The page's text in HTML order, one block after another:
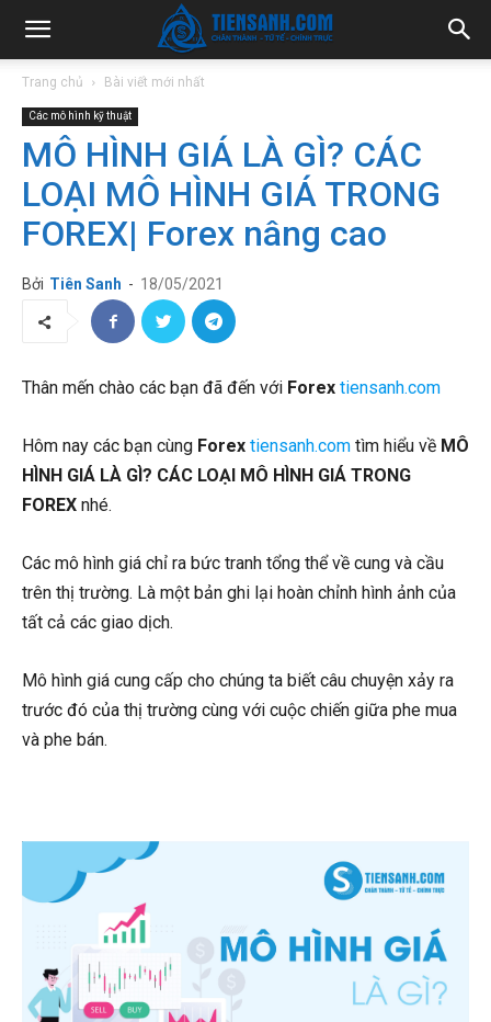
Trang chủ Bài viết mới nhất
Các mô hình kỹ thuật
MÔ HÌNH GIÁ LÀ GÌ? CÁC
LOẠI MÔ HÌNH GIÁ TRONG
FOREX| Forex nâng cao
Bởi Tiên Sanh - 18/05/2021
Thân mến chào các bạn đã đến với Forex tiensanh.com
Hôm nay các bạn cùng Forex tiensanh.com tìm hiểu về MÔ
HÌNH GIÁ LÀ GÌ? CÁC LOẠI MÔ HÌNH GIÁ TRONG
FOREX nhé.
Các mô hình giá chỉ ra bức tranh tổng thể về cung và cầu
trên thị trường. Là một bản ghi lại hoàn chỉnh hình ảnh của
tất cả các giao dịch.
Mô hình giá cung cấp cho chúng ta biết câu chuyện xảy ra
trước đó của thị trường cùng với cuộc chiến giữa phe mua
và phe bán.